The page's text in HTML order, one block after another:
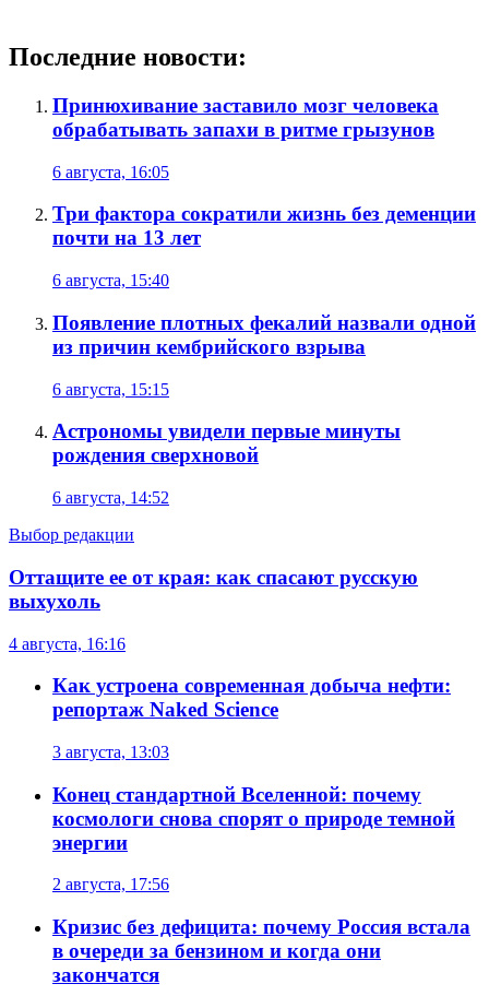
Последние новости:
Принюхивание заставило мозг человека
обрабатывать запахи в ритме грызунов
6 августа, 16:05
Три фактора сократили жизнь без деменции
почти на 13 лет
6 августа, 15:40
Появление плотных фекалий назвали одной
из причин кембрийского взрыва
6 августа, 15:15
Астрономы увидели первые минуты
рождения сверхновой
6 августа, 14:52
Выбор редакции
Оттащите ее от края: как спасают русскую
выхухоль
4 августа, 16:16
Как устроена современная добыча нефти:
репортаж Naked Science
3 августа, 13:03
Конец стандартной Вселенной: почему
космологи снова спорят о природе темной
энергии
2 августа, 17:56
Кризис без дефицита: почему Россия встала
в очереди за бензином и когда они
закончатся